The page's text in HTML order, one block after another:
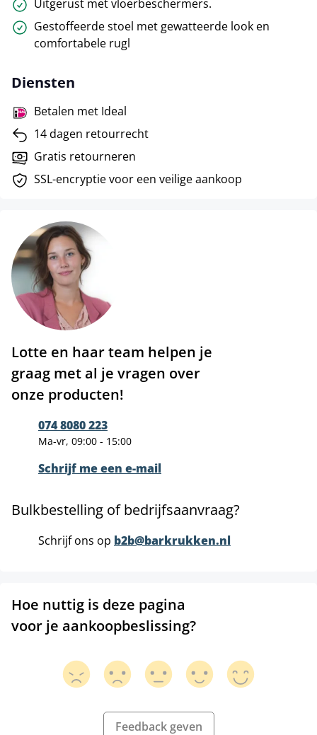
Uitgerust met vloerbeschermers.
Gestoffeerde stoel met gewatteerde look en
comfortabele rugl
Diensten
Betalen met Ideal
14 dagen retourrecht
Gratis retourneren
SSL-encryptie voor een veilige aankoop
Lotte en haar team helpen je
graag met al je vragen over
onze producten!
074 8080 223
Ma-vr, 09:00 - 15:00
Schrijf me een e-mail
Bulkbestelling of bedrijfsaanvraag?
Schrijf ons op b2b@barkrukken.nl
Hoe nuttig is deze pagina
voor je aankoopbeslissing?
Feedback geven